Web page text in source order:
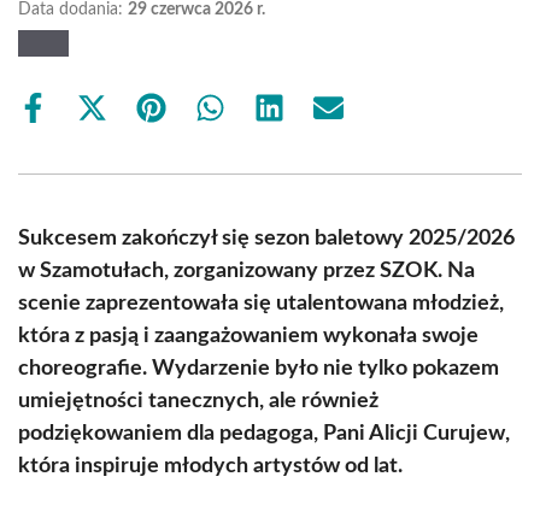
Data dodania: 29 czerwca 2026 r.
Share
Share
(Twitter)
Share Share Share Share
Sukcesem zakończył się sezon baletowy 2025/2026
w Szamotułach, zorganizowany przez SZOK. Na
scenie zaprezentowała się utalentowana młodzież,
która z pasją i zaangażowaniem wykonała swoje
choreografie. Wydarzenie było nie tylko pokazem
umiejętności tanecznych, ale również
podziękowaniem dla pedagoga, Pani Alicji Curujew,
która inspiruje młodych artystów od lat.